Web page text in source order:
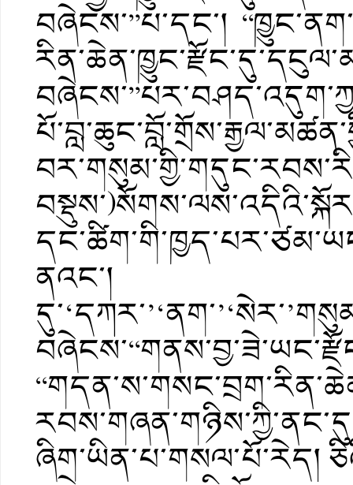
བཞེངས་”པ་དང་།
ནའང་།
ཞིག་ཡིན་པ་གསལ་པོ་རེད།